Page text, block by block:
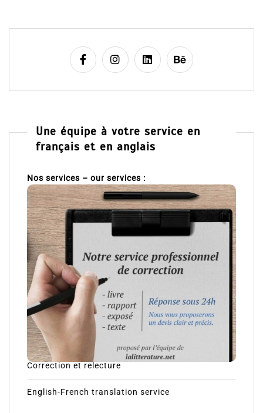
Une équipe à votre service en
français et en anglais
Nos services – our services :
Correction et relecture
English-French translation service